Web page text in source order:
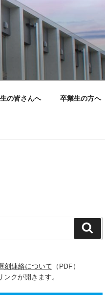
の皆さんへ 卒業生の方へ
索
刻連絡について （PDF）
クが開きます。